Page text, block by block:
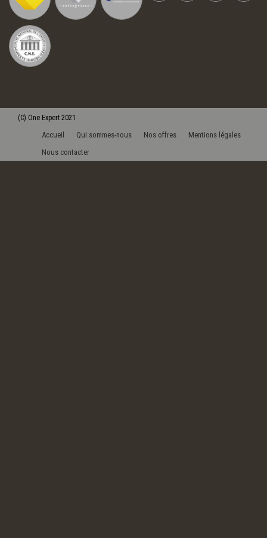
(C) One Expert 2021
Accueil Qui sommes-nous Nos offres
Mentions légales
Nous contacter